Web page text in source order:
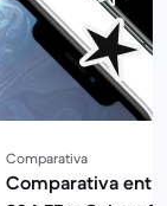
Comparativa
Comparativa